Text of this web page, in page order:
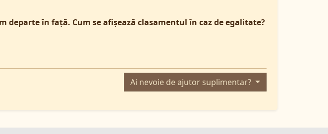
în față. Cum se afișează clasamentul în caz de egalitate?
Ai nevoie de ajutor suplimentar?